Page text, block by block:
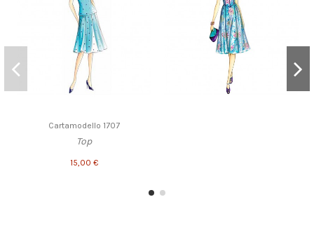
Cartamodello 1707
Top
15,00 €